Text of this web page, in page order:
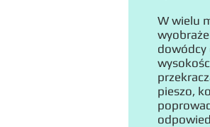
W wielu
dowódcy
pieszo,